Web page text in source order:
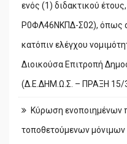
ενός (1) διδακτικού
Ρ0ΦΛ46ΝΚΠΔ-Σ02), όπως
κατόπιν ελέγχου
Διοικούσα Επιτροπή
(Δ.Ε.ΔΗΜ.Ω.Σ. – ΠΡΑΞΗ 15/
Κύρωση ενοποιημένων
τοποθετούμενων